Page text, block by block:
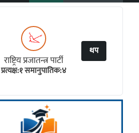
राष्ट्रिय प्रजातन्त्र पार्टी
प्रत्यक्ष:१ समानुपातिक:४
थप